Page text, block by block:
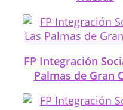
FP Integración
Palmas de Gran